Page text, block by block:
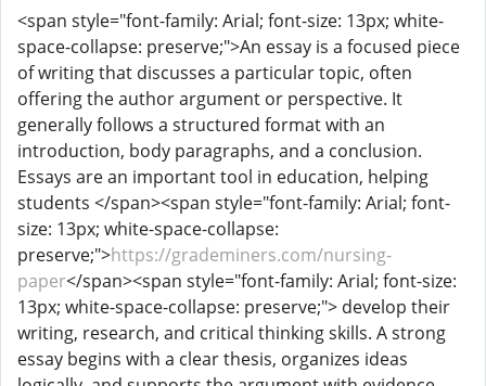
<span style="font-family: Arial; font-size: 13px; white-
space-collapse: preserve;">An essay is a focused piece
of writing that discusses a particular topic, often
offering the author argument or perspective. It
generally follows a structured format with an
introduction, body paragraphs, and a conclusion.
Essays are an important tool in education, helping
students </span><span style="font-family: Arial; font-
size: 13px; white-space-collapse:
preserve;">https://grademiners.com/nursing-
paper</span><span style="font-family: Arial; font-size:
13px; white-space-collapse: preserve;"> develop their
writing, research, and critical thinking skills. A strong
essay begins with a clear thesis, organizes ideas